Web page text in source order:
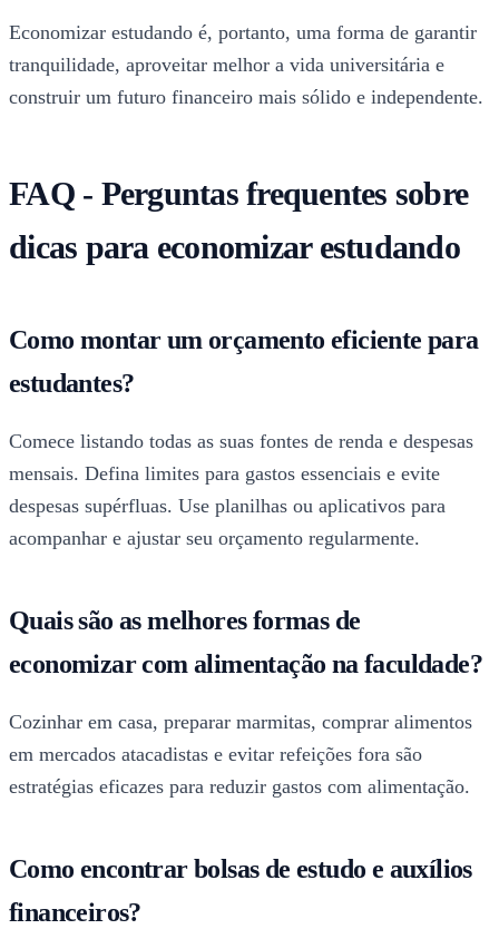
Economizar estudando é, portanto, uma forma de garantir
tranquilidade, aproveitar melhor a vida universitária e
construir um futuro financeiro mais sólido e independente.
FAQ - Perguntas frequentes sobre
dicas para economizar estudando
Como montar um orçamento eficiente para
estudantes?
Comece listando todas as suas fontes de renda e despesas
mensais. Defina limites para gastos essenciais e evite
despesas supérfluas. Use planilhas ou aplicativos para
acompanhar e ajustar seu orçamento regularmente.
Quais são as melhores formas de
economizar com alimentação na faculdade?
Cozinhar em casa, preparar marmitas, comprar alimentos
em mercados atacadistas e evitar refeições fora são
estratégias eficazes para reduzir gastos com alimentação.
Como encontrar bolsas de estudo e auxílios
financeiros?